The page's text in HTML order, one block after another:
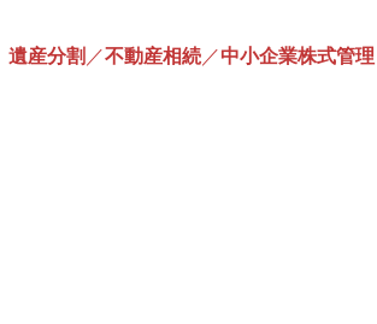
遺産分割 ／不動産相続 ／中小企業株式管理